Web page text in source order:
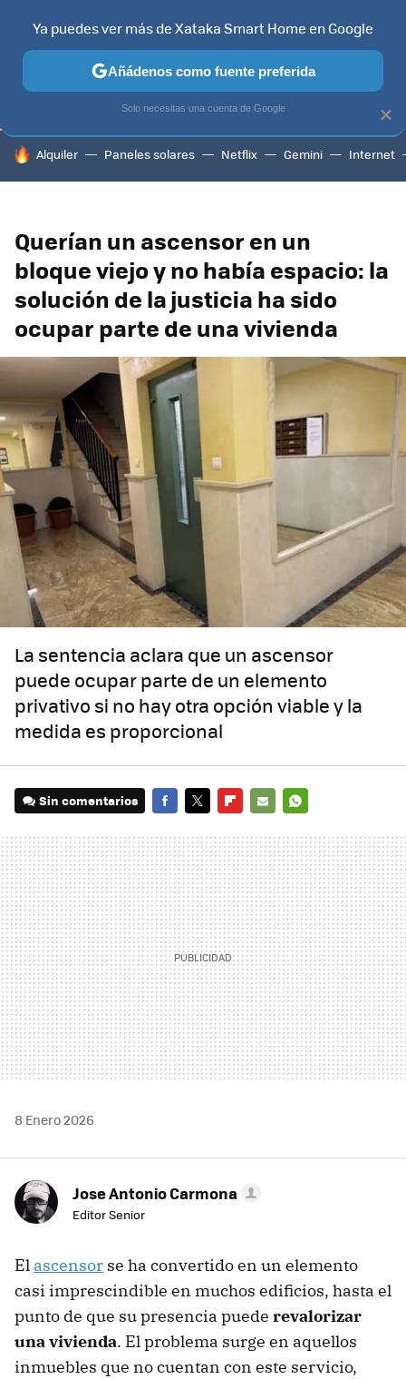
TELEVISORES CONTENIDOS SMART TV SELECCIÓN
HOY SE HABLA DE
Alquiler Paneles solares Netflix Gemini Internet
Querían un ascensor en un
bloque viejo y no había espacio: la
solución de la justicia ha sido
ocupar parte de una vivienda
La sentencia aclara que un ascensor
puede ocupar parte de un elemento
privativo si no hay otra opción viable y la
medida es proporcional
Sin comentarios
MAIL
8 Enero 2026
Jose Antonio Carmona
Editor Senior
El ascensor se ha convertido en un elemento
casi imprescindible en muchos edificios, hasta el
punto de que su presencia puede revalorizar
una vivienda. El problema surge en aquellos
inmuebles que no cuentan con este servicio,
×
Ya puedes ver más de Xataka Smart Home en Google
Añádenos como fuente preferida
Solo necesitas una cuenta de Google